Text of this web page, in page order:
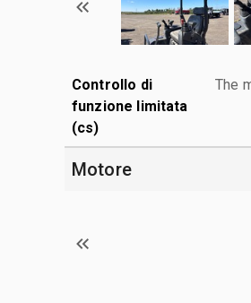
Controllo di
funzione limitata
(cs)
The
Motore